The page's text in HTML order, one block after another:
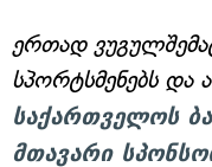
ერთად
სპორტსმენებს და
საქართველოს
მთავარი